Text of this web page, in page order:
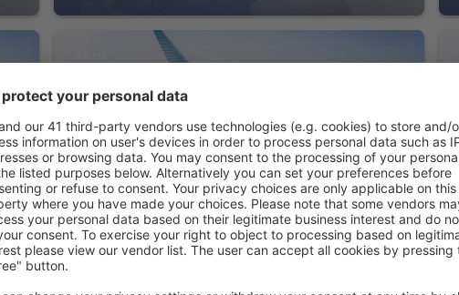
Park View Inn - Salem
5 163Kč
Salem, 08 srpna 2026, 2 noci